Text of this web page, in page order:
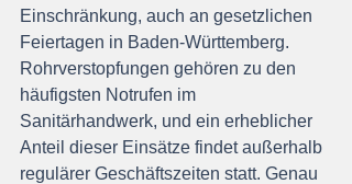
Einschränkung, auch an gesetzlichen
Feiertagen in Baden-Württemberg.
Rohrverstopfungen gehören zu den
häufigsten Notrufen im
Sanitärhandwerk, und ein erheblicher
Anteil dieser Einsätze findet außerhalb
regulärer Geschäftszeiten statt. Genau